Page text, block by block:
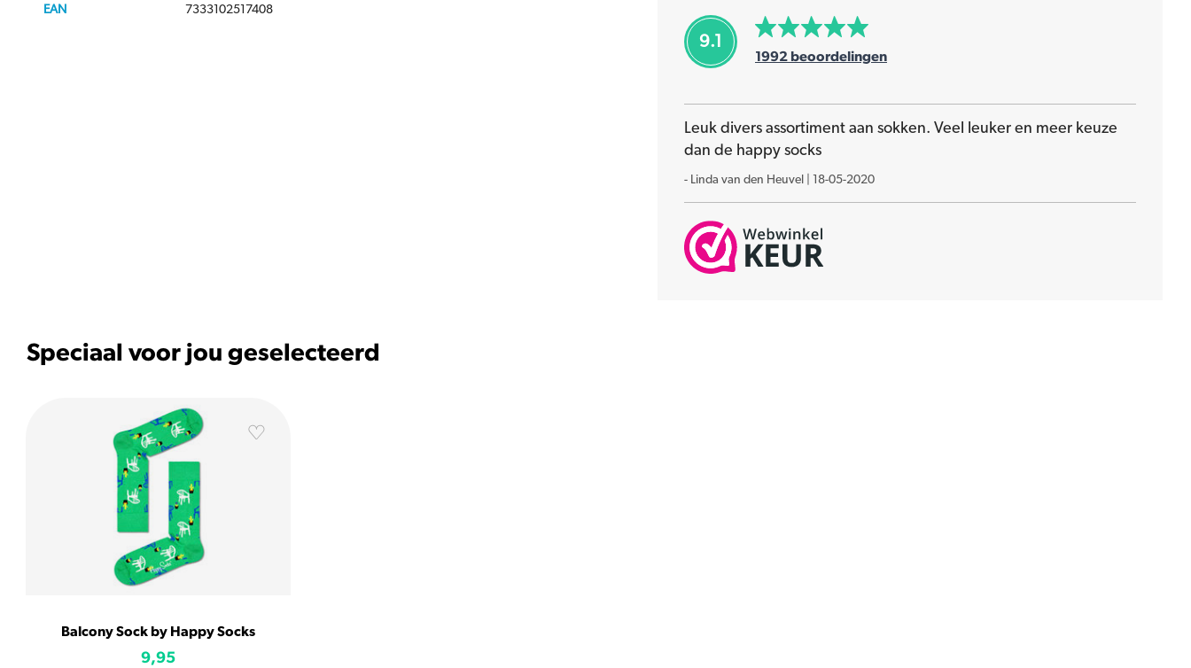
EAN 7333102517408
9.1
1992 beoordelingen
Leuk divers assortiment aan sokken. Veel leuker en meer keuze
dan de happy socks
- Linda van den Heuvel 18-05-2020
Speciaal voor jou geselecteerd
Balcony Sock by Happy Socks
9,95